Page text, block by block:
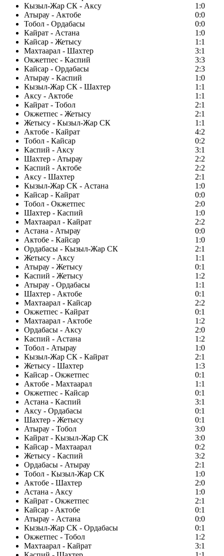
Кызыл-Жар СК - Аксу
1:0
Атырау - Актобе
0:0
Тобол - Ордабасы
0:0
Кайрат - Астана
1:0
Кайсар - Жетысу
1:1
Махтаарал - Шахтер
3:1
Окжетпес - Каспий
3:3
Кайсар - Ордабасы
2:3
Атырау - Каспий
1:0
Кызыл-Жар СК - Шахтер
1:1
Аксу - Актобе
1:1
Кайрат - Тобол
2:1
Окжетпес - Жетысу
2:1
Жетысу - Кызыл-Жар СК
1:1
Актобе - Кайрат
4:2
Тобол - Кайсар
0:2
Каспий - Аксу
3:1
Шахтер - Атырау
2:2
Каспий - Актобе
2:2
Аксу - Шахтер
2:1
Кызыл-Жар СК - Астана
1:0
Кайсар - Кайрат
0:0
Тобол - Окжетпес
2:0
Шахтер - Каспий
1:0
Махтаарал - Кайрат
2:2
Астана - Атырау
0:0
Актобе - Кайсар
1:0
Ордабасы - Кызыл-Жар СК
2:1
Жетысу - Аксу
1:1
Атырау - Жетысу
0:1
Каспий - Жетысу
1:2
Атырау - Ордабасы
1:1
Шахтер - Актобе
0:1
Махтаарал - Кайсар
2:2
Окжетпес - Кайрат
0:1
Махтаарал - Актобе
1:2
Ордабасы - Аксу
2:0
Каспий - Астана
1:2
Тобол - Атырау
1:0
Кызыл-Жар СК - Кайрат
2:1
Жетысу - Шахтер
1:3
Кайсар - Окжетпес
0:1
Актобе - Махтаарал
1:1
Окжетпес - Кайсар
0:1
Астана - Каспий
3:1
Аксу - Ордабасы
0:1
Шахтер - Жетысу
0:1
Атырау - Тобол
3:0
Кайрат - Кызыл-Жар СК
3:0
Кайсар - Махтаарал
0:2
Жетысу - Каспий
3:2
Ордабасы - Атырау
2:1
Тобол - Кызыл-Жар СК
1:0
Актобе - Шахтер
2:0
Астана - Аксу
1:0
Кайрат - Окжетпес
2:1
Кайсар - Актобе
0:1
Атырау - Астана
0:0
Кызыл-Жар СК - Ордабасы
0:1
Окжетпес - Тобол
1:2
Махтаарал - Кайрат
3:1